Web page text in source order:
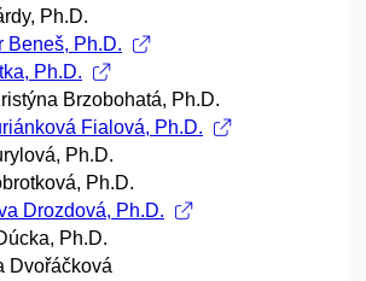
Ph.D.
Beneš, Ph.D.
Ph.D.
Brzobohatá, Ph.D.
Fialová, Ph.D.
Ph.D.
Ph.D.
Drozdová, Ph.D.
Ph.D.
Dvořáčková